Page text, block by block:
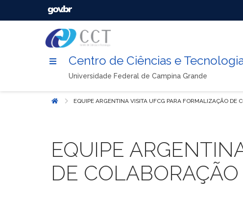
Centro de Ciências e
Universidade Federal de Campina Grande
Início EQUIPE ARGENTINA VISITA UFCG PARA FORMALIZAÇÃO DE
EQUIPE
DE